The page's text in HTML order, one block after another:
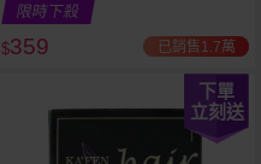
限時下殺
$359 已銷售1.7萬
下單
立刻送